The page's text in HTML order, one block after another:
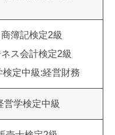
商簿記検定2級
ネス会計検定2級
検定中級:経営財務
営学検定中級